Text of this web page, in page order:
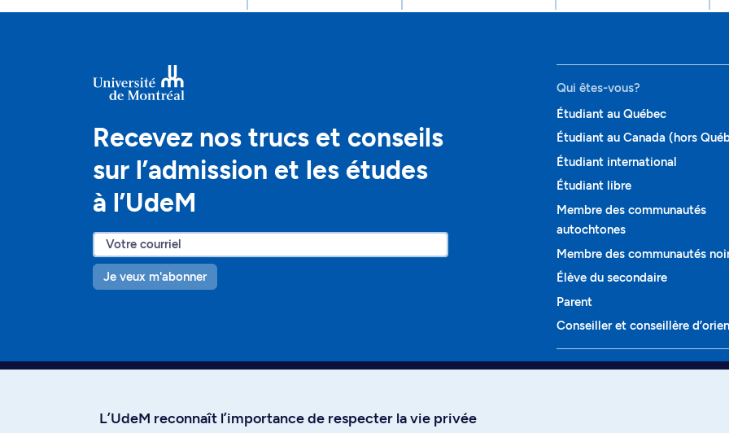
Recevez nos trucs et conseils
sur l’admission et les études
à l’UdeM
Je veux m'abonner
Qui êtes-vous?
Étudiant au Québec
Étudiant au Canada (hors
Étudiant international
Étudiant libre
Membre des communautés
autochtones
Membre des communautés
Élève du secondaire
Parent
Conseiller et conseillère
Programmes et cours
L’UdeM reconnaît l’importance de respecter la vie privée